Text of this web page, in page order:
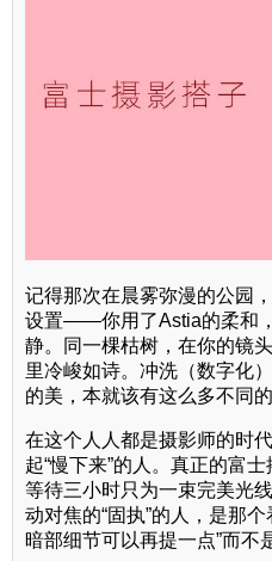
记得那次在晨雾弥漫的公园
设置——你用了Astia的柔和
静。同一棵枯树，在你的镜
里冷峻如诗。冲洗（数字化
的美，本就该有这么多不同的
在这个人人都是摄影师的时
起“慢下来”的人。真正的富
等待三小时只为一束完美光
动对焦的“固执”的人，是那
暗部细节可以再提一点”而不